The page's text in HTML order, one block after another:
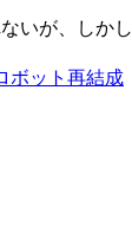
が、しか
ボット 再結成